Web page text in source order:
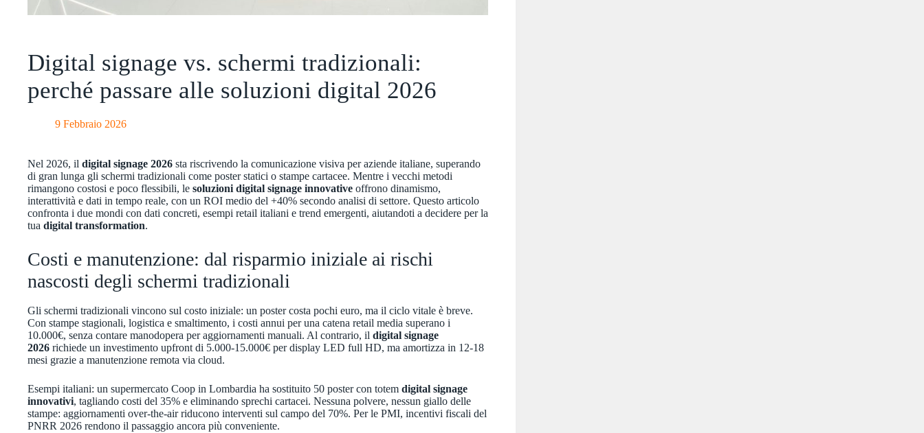
Digital signage vs. schermi tradizionali:
perché passare alle soluzioni digital 2026
9 Febbraio 2026
Nel 2026, il digital signage 2026 sta riscrivendo la comunicazione visiva per aziende italiane, superando
di gran lunga gli schermi tradizionali come poster statici o stampe cartacee. Mentre i vecchi metodi
rimangono costosi e poco flessibili, le soluzioni digital signage innovative offrono dinamismo,
interattività e dati in tempo reale, con un ROI medio del +40% secondo analisi di settore. Questo articolo
confronta i due mondi con dati concreti, esempi retail italiani e trend emergenti, aiutandoti a decidere per la
tua digital transformation.
Costi e manutenzione: dal risparmio iniziale ai rischi
nascosti degli schermi tradizionali
Gli schermi tradizionali vincono sul costo iniziale: un poster costa pochi euro, ma il ciclo vitale è breve.
Con stampe stagionali, logistica e smaltimento, i costi annui per una catena retail media superano i
10.000€, senza contare manodopera per aggiornamenti manuali. Al contrario, il digital signage
2026 richiede un investimento upfront di 5.000-15.000€ per display LED full HD, ma amortizza in 12-18
mesi grazie a manutenzione remota via cloud.
Esempi italiani: un supermercato Coop in Lombardia ha sostituito 50 poster con totem digital signage
innovativi, tagliando costi del 35% e eliminando sprechi cartacei. Nessuna polvere, nessun giallo delle
stampe: aggiornamenti over-the-air riducono interventi sul campo del 70%. Per le PMI, incentivi fiscali del
PNRR 2026 rendono il passaggio ancora più conveniente.